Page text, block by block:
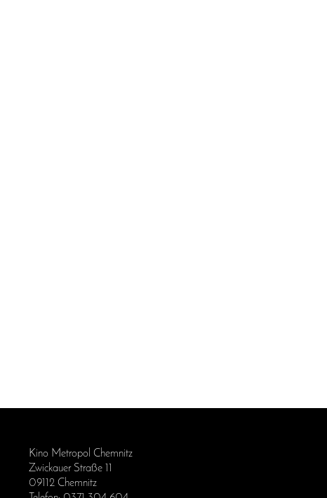
Kino Metropol Chemnitz
Zwickauer Straße 11
09112 Chemnitz